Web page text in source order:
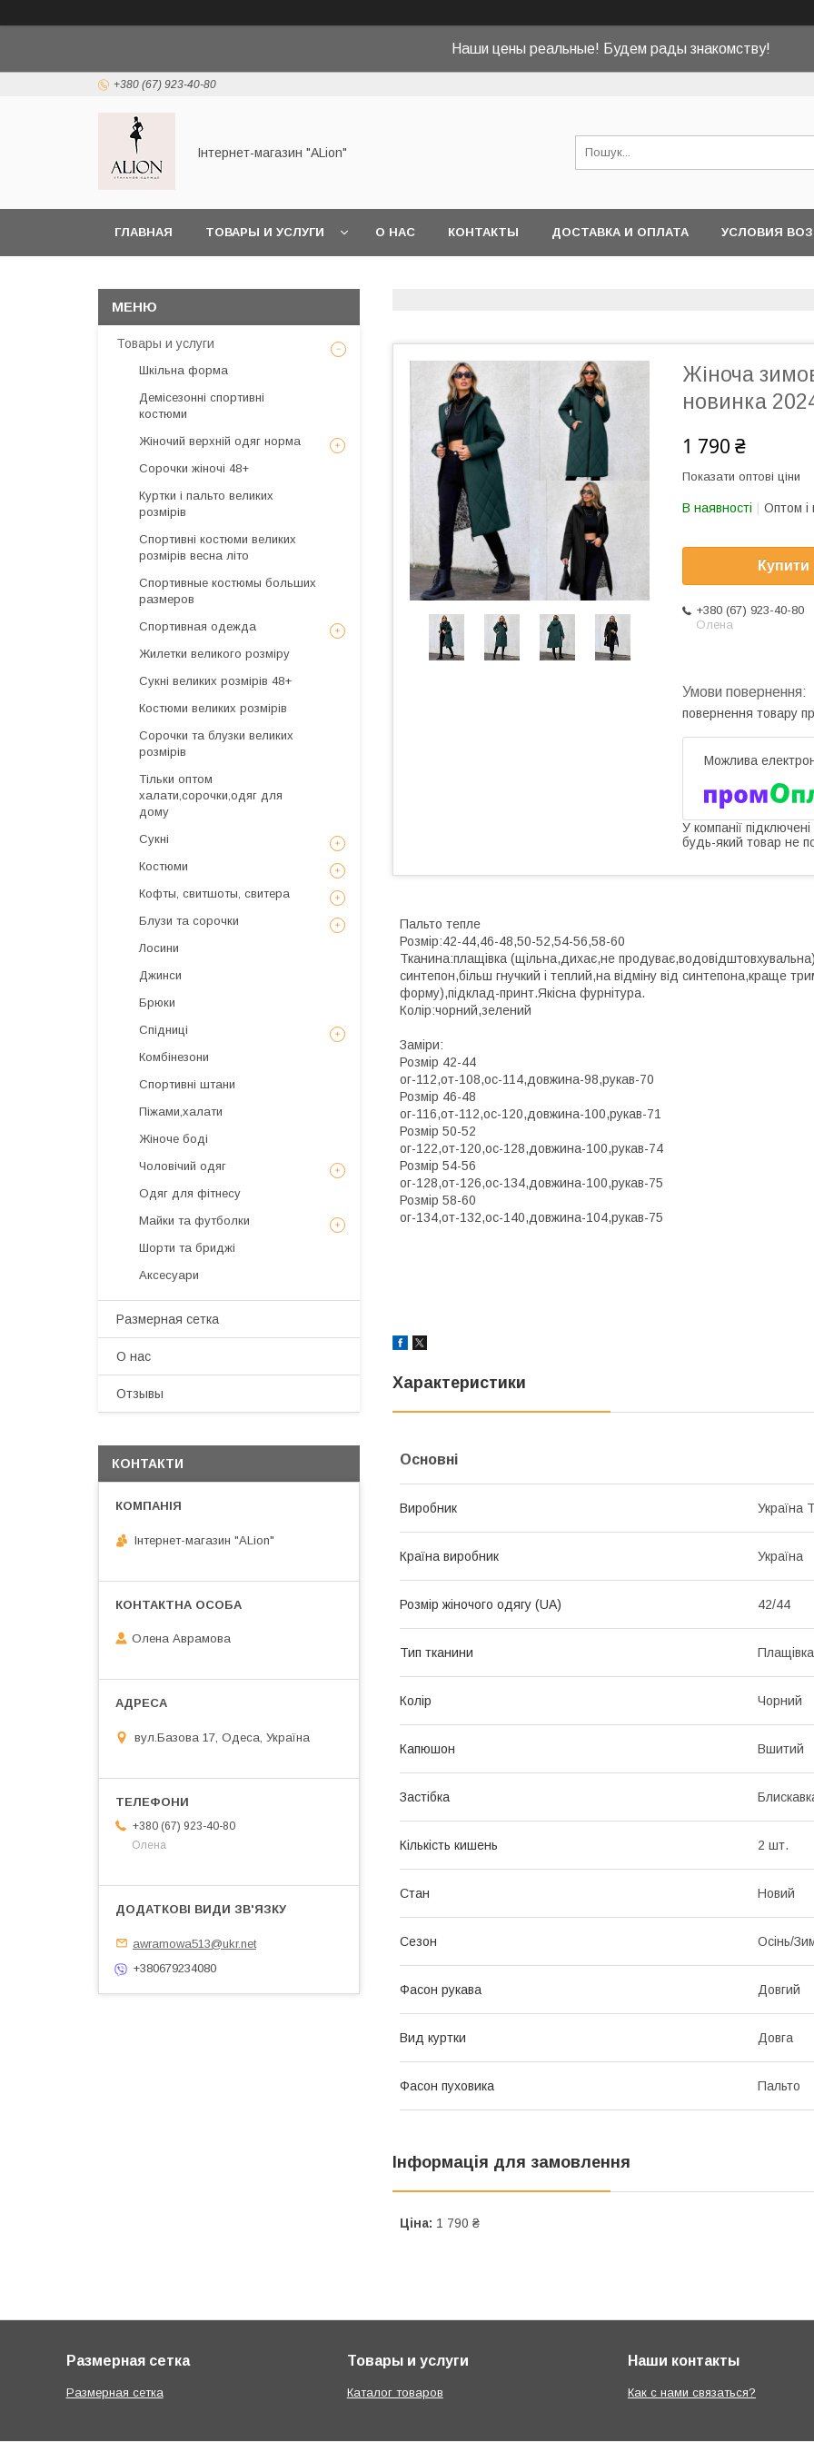
Наши цены реальные! Будем рады знакомству!
+380 (67) 923-40-80
Інтернет-магазин "ALіon"
ГЛАВНАЯ ТОВАРЫ И УСЛУГИ О НАС КОНТАКТЫ ДОСТАВКА И ОПЛАТА УСЛОВИЯ
Жіноча
новинка
1 790 ₴
Показати оптові ціни
В наявності Оптом і
Купити
+380 (67) 923-40-80
Олена
повернення товару
У компанії
будь-який товар не
Пальто тепле
Розмір:42-44,46-48,50-52,54-56,58-60
Тканина:плащівка (щільна,дихає,не
синтепон,більш гнучкий і теплий,на відміну від синтепона,краще
форму),підклад-принт.Якісна фурнітура.
Колір:чорний,зелений
Заміри:
Розмір 42-44
ог-112,от-108,ос-114,довжина-98,рукав-70
Розмір 46-48
ог-116,от-112,ос-120,довжина-100,рукав-71
Розмір 50-52
ог-122,от-120,ос-128,довжина-100,рукав-74
Розмір 54-56
ог-128,от-126,ос-134,довжина-100,рукав-75
Розмір 58-60
ог-134,от-132,ос-140,довжина-104,рукав-75
Характеристики
Основні
Виробник Україна
Країна виробник Україна
Розмір жіночого одягу (UA) 42/44
Тип тканини Плащівка
Колір Чорний
Капюшон Вшитий
Застібка
Кількість кишень 2 шт.
Стан Новий
Сезон Осінь/
Фасон рукава Довгий
Вид куртки Довга
Фасон пуховика Пальто
Інформація для замовлення
Ціна: 1 790 ₴
Товары и услуги
Шкільна форма
Демісезонні спортивні
костюми
Жіночий верхній одяг норма
Сорочки жіночі 48+
Куртки і пальто великих
розмірів
Спортивні костюми великих
розмірів весна літо
Спортивные костюмы больших
размеров
Спортивная одежда
Жилетки великого розміру
Сукні великих розмірів 48+
Костюми великих розмірів
Сорочки та блузки великих
розмірів
Тільки оптом
халати,сорочки,одяг для
дому
Сукні
Костюми
Кофты, свитшоты, свитера
Блузи та сорочки
Лосини
Джинси
Брюки
Спідниці
Комбінезони
Спортивні штани
Піжами,халати
Жіноче боді
Чоловічий одяг
Одяг для фітнесу
Майки та футболки
Шорти та бриджі
Аксесуари
Размерная сетка
О нас
Отзывы
КОНТАКТИ
Інтернет-магазин "ALіon"
Олена Аврамова
вул.Базова 17, Одеса, Україна
+380 (67) 923-40-80
Олена
awramowa513@ukr.net
+380679234080
Размерная сетка
Размерная сетка
Товары и услуги
Каталог товаров
Наши контакты
Как с нами связаться?